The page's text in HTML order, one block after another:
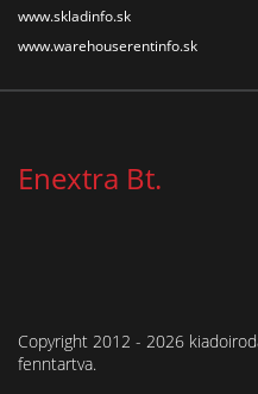
www.skladinfo.sk
www.warehouserentinfo.sk
Enextra Bt.
Copyright 2012 - 2026
fenntartva.